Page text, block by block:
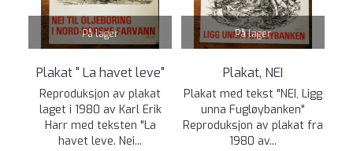
På lager
Plakat " La havet leve"
Reproduksjon av plakat
laget i 1980 av Karl Erik
Harr med teksten "La
havet leve. Nei...
På lager
Plakat, NEI
Plakat med tekst "NEI, Ligg
unna Fugløybanken"
Reproduksjon av plakat fra
1980 av...